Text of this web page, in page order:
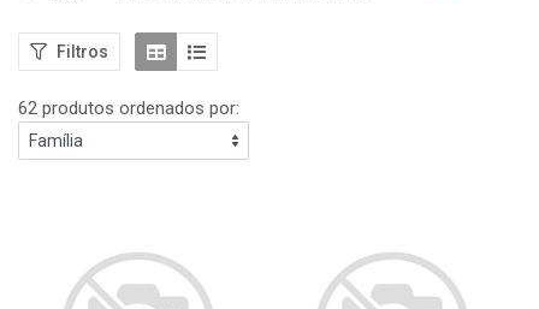
Filtros
62 produtos ordenados por: